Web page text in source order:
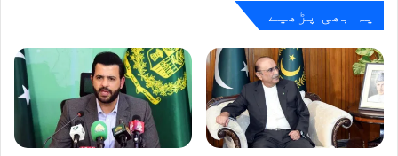
یہ بھی پڑھیے